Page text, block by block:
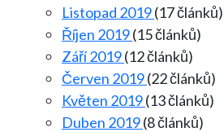
Listopad 2019(17 článků)
Říjen 2019(15 článků)
Září 2019(12 článků)
Červen 2019(22 článků)
Květen 2019(13 článků)
Duben 2019(8 článků)